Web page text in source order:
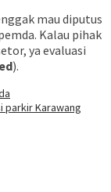
mau diputus
Kalau pihak
ya evaluasi
).
parkir Karawang